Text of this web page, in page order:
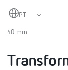
Home
40 mm